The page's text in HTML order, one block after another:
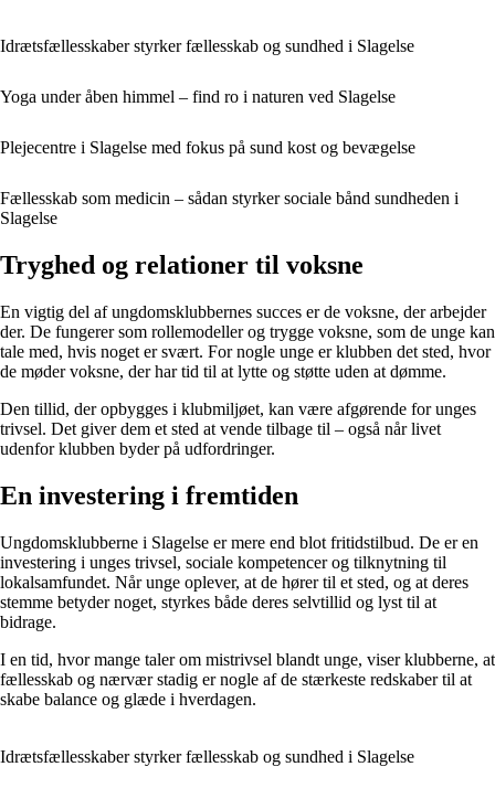
Idrætsfællesskaber styrker fællesskab og sundhed i Slagelse
Yoga under åben himmel – find ro i naturen ved Slagelse
Plejecentre i Slagelse med fokus på sund kost og bevægelse
Fællesskab som medicin – sådan styrker sociale bånd sundheden i
Slagelse
Tryghed og relationer til voksne
En vigtig del af ungdomsklubbernes succes er de voksne, der arbejder
der. De fungerer som rollemodeller og trygge voksne, som de unge kan
tale med, hvis noget er svært. For nogle unge er klubben det sted, hvor
de møder voksne, der har tid til at lytte og støtte uden at dømme.
Den tillid, der opbygges i klubmiljøet, kan være afgørende for unges
trivsel. Det giver dem et sted at vende tilbage til – også når livet
udenfor klubben byder på udfordringer.
En investering i fremtiden
Ungdomsklubberne i Slagelse er mere end blot fritidstilbud. De er en
investering i unges trivsel, sociale kompetencer og tilknytning til
lokalsamfundet. Når unge oplever, at de hører til et sted, og at deres
stemme betyder noget, styrkes både deres selvtillid og lyst til at
bidrage.
I en tid, hvor mange taler om mistrivsel blandt unge, viser klubberne, at
fællesskab og nærvær stadig er nogle af de stærkeste redskaber til at
skabe balance og glæde i hverdagen.
Idrætsfællesskaber styrker fællesskab og sundhed i Slagelse